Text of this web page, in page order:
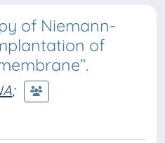
of Niemann-
of
;